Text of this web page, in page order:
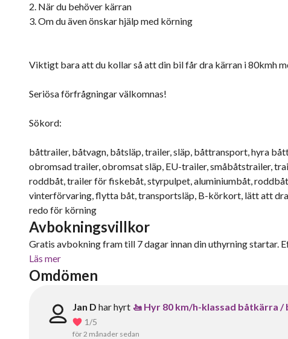
2. När du behöver kärran
3. Om du även önskar hjälp med körning
Viktigt bara att du kollar så att din bil får dra kärran i 80kmh
Seriösa förfrågningar välkomnas!
Sökord:
båttrailer, båtvagn, båtsläp, trailer, släp, båttransport, hyra
obromsad trailer, obromsat släp, EU-trailer, småbåtstrailer,
roddbåt, trailer för fiskebåt, styrpulpet, aluminiumbåt,
vinterförvaring, flytta båt, transportsläp, B-körkort, lätt att
redo för körning
Avbokningsvillkor
Gratis avbokning fram till 7 dagar innan din uthyrning startar.
Läs mer
Omdömen
Jan D har hyrt 🚤 Hyr 80 km/h-klassad båtkärra
1/5
för 2 månader sedan